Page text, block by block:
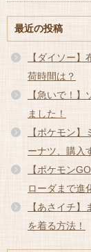
最近の投稿
【ダイソー
荷時間は？
【急いで！
ました！
【ポケモン
ーナツ、購入
【ポケモン
ローダまで進
【あさイチ
を着る方法！